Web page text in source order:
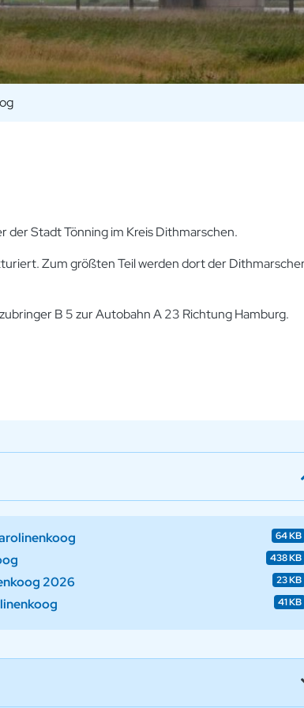
der Stadt Tönning im Kreis Dithmarschen.
Zum größten Teil werden dort der
B 5 zur Autobahn A 23 Richtung Hamburg.
64 KB
438 KB
2026 23 KB
41 KB